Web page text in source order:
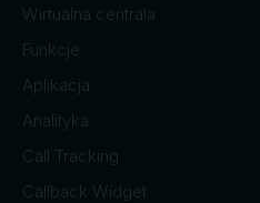
Wirtualna centrala
Funkcje
Aplikacja
Analityka
Call Tracking
Callback Widget